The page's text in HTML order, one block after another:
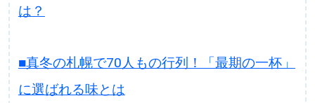
は？
■真冬の札幌で70人もの行列！「最期の一杯」
に選ばれる味とは